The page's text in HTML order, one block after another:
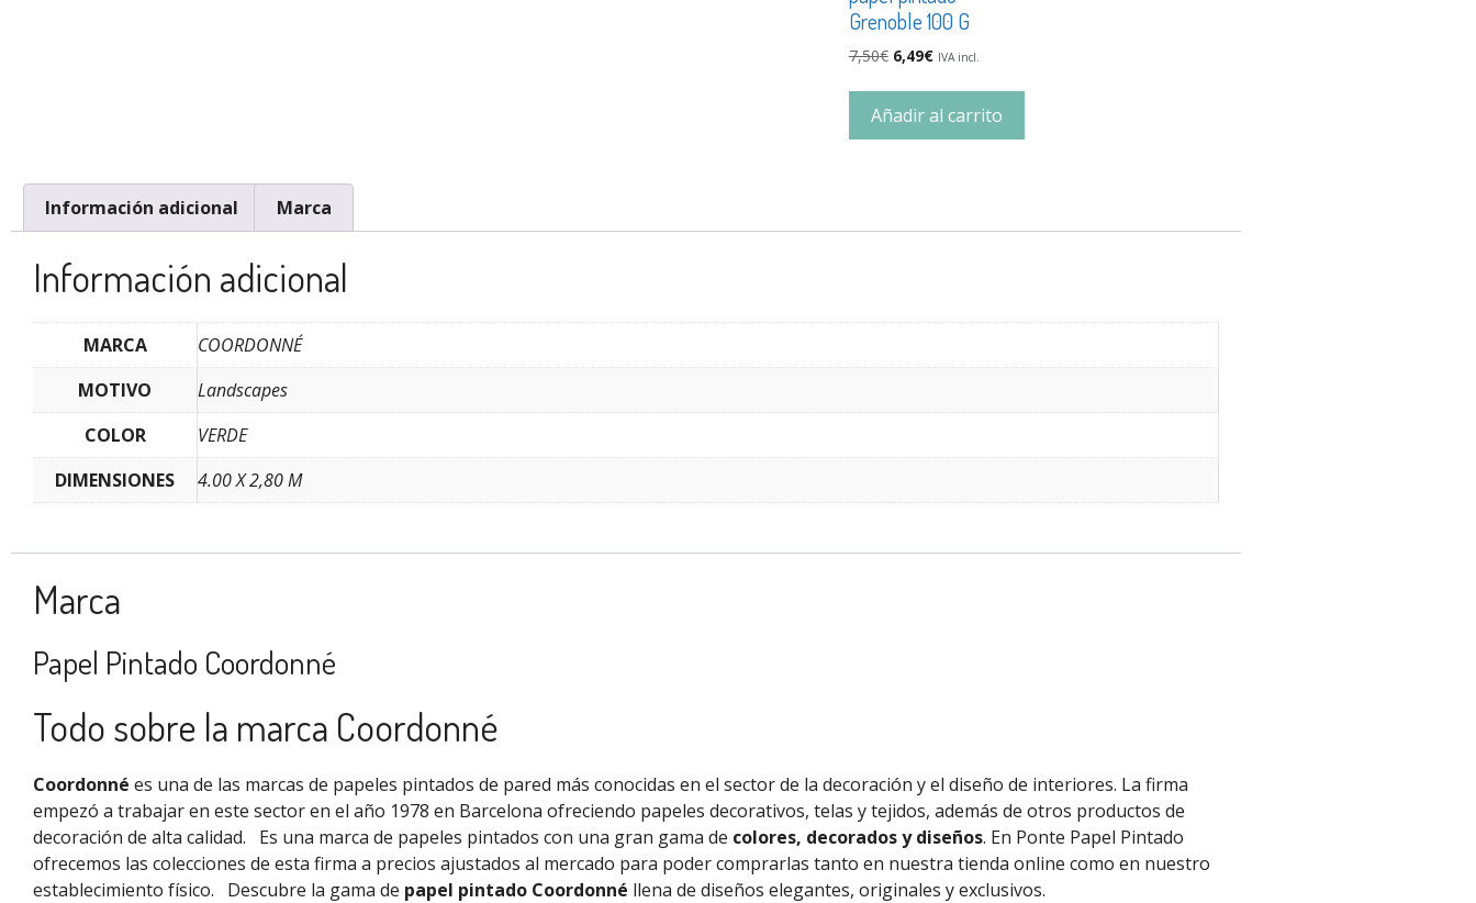
Grenoble 100 G
7,50€ 6,49€ IVA incl.
Añadir al carrito
Información adicional Marca
Información adicional
MARCA
COORDONNÉ
MOTIVO
Landscapes
COLOR
VERDE
DIMENSIONES
4.00 X 2,80 M
Marca
Papel Pintado Coordonné
Todo sobre la marca Coordonné
Coordonné es una de las marcas de papeles pintados de pared más conocidas en el sector de la decoración y el diseño de interiores. La firma
empezó a trabajar en este sector en el año 1978 en Barcelona ofreciendo papeles decorativos, telas y tejidos, además de otros productos de
decoración de alta calidad.
Es una marca de papeles pintados con una gran gama de colores, decorados y diseños. En Ponte Papel Pintado
ofrecemos las colecciones de esta firma a precios ajustados al mercado para poder comprarlas tanto en nuestra tienda online como en nuestro
establecimiento físico.
Descubre la gama de papel pintado Coordonné llena de diseños elegantes, originales y exclusivos.